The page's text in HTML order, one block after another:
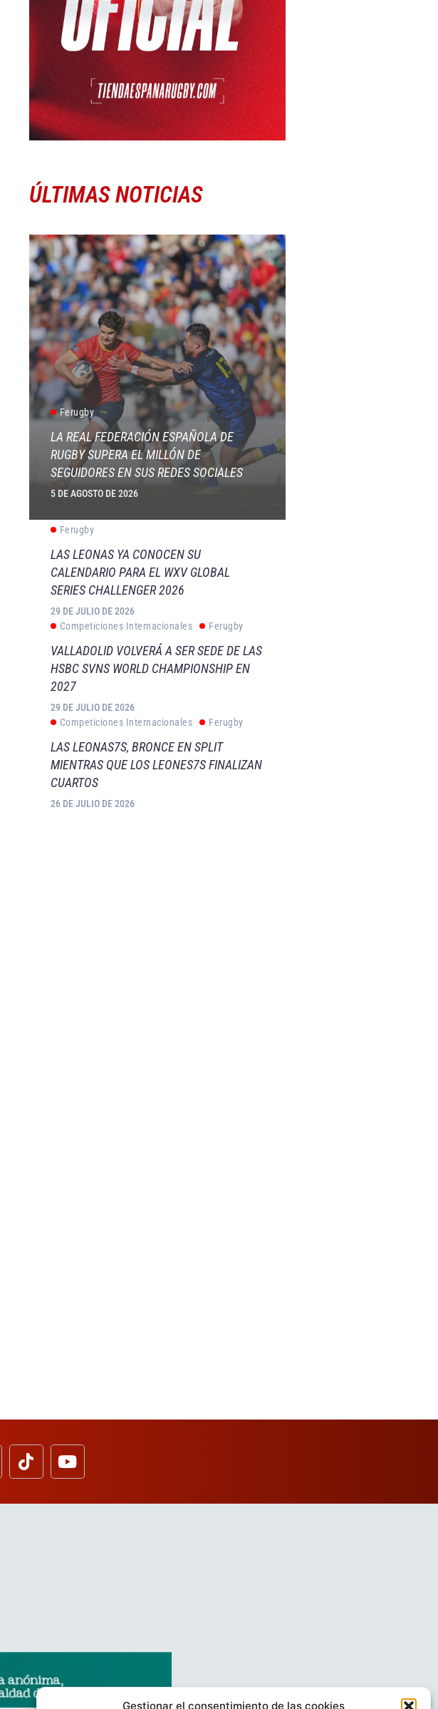
Gestionar el consentimiento de las cookies
ÚLTIMAS NOTICIAS
Ferugby
LA REAL FEDERACIÓN ESPAÑOLA DE
RUGBY SUPERA EL MILLÓN DE
SEGUIDORES EN SUS REDES SOCIALES
5 DE AGOSTO DE 2026
Ferugby
LAS LEONAS YA CONOCEN SU
CALENDARIO PARA EL WXV GLOBAL
SERIES CHALLENGER 2026
29 DE JULIO DE 2026
Competiciones Internacionales
Ferugby
VALLADOLID VOLVERÁ A SER SEDE DE LAS
HSBC SVNS WORLD CHAMPIONSHIP EN
2027
29 DE JULIO DE 2026
Competiciones Internacionales
Ferugby
LAS LEONAS7S, BRONCE EN SPLIT
MIENTRAS QUE LOS LEONES7S FINALIZAN
CUARTOS
26 DE JULIO DE 2026